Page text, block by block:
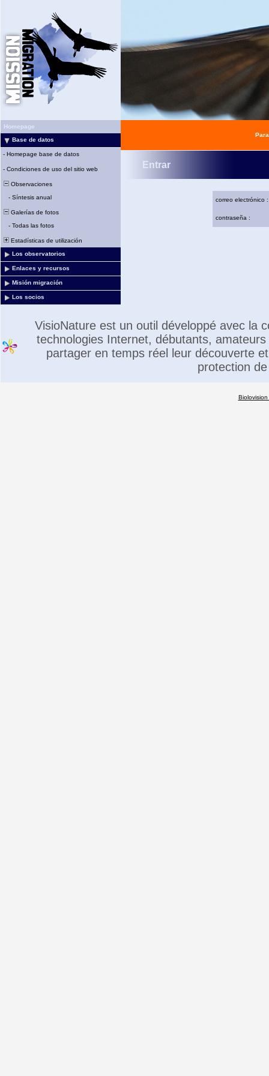
Homepage
Base de datos
- Homepage base de datos
- Condiciones de uso del sitio web
Observaciones
- Síntesis anual
Galerías de fotos
- Todas las fotos
Estadísticas de utilización
Los observatorios
Enlaces y recursos
Misión migración
Los socios
Entrar
correo electrónico :
contraseña :
VisioNature est un outil développé avec la
technologies Internet, débutants,
partager en temps réel leur découverte
protection
Biolovision